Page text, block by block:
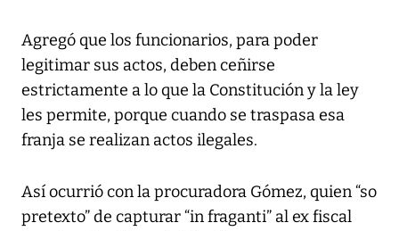
Agregó que los funcionarios, para poder
legitimar sus actos, deben ceñirse
estrictamente a lo que la Constitución y la ley
les permite, porque cuando se traspasa esa
franja se realizan actos ilegales.
Así ocurrió con la procuradora Gómez, quien “so
pretexto” de capturar “in fraganti” al ex fiscal